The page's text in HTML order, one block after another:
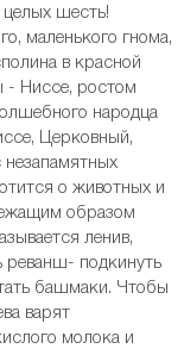
шесть!
маленького гнома,
в красной
- Ниссе, ростом
народца
Церковный,
о животных и
образом
ленив,
реванш- подкинуть
башмаки. Чтобы
варят
молока и